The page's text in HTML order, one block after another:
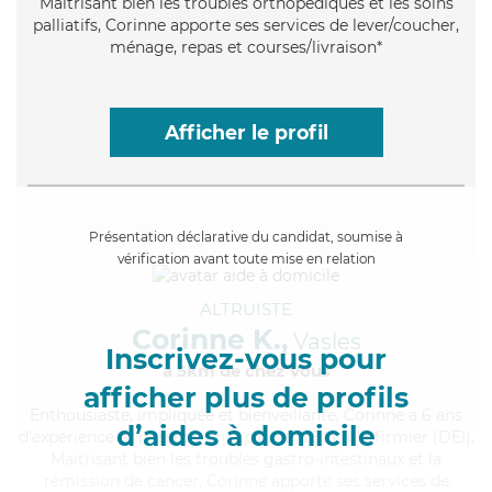
palliatifs, Corinne apporte ses services de lever/coucher,
ménage, repas et courses/livraison*
Afficher le profil
Présentation déclarative du candidat, soumise à
vérification avant toute mise en relation
Inscrivez-vous pour
afficher plus de profils
d’aides à domicile
ALTRUISTE
Corinne K., Vasles
à 5km de chez Vous
, impliquée et bienveillante, Corinne a 6 ans
d'expérience et possède un diplôme d'Etat d'infirmier (DEI).